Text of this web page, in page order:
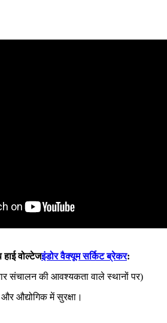
वोल्टेजइंडोर वैक्यूम सर्किट ब्रेकर:
संचालन की आवश्यकता वाले स्थानों पर)
औद्योगिक में सुरक्षा।